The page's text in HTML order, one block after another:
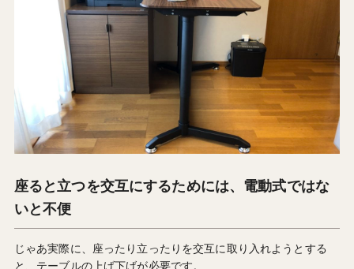
座ると立つを交互にするためには、電動式ではな
いと不便
じゃあ実際に、座ったり立ったりを交互に取り入れようとする
と、テーブルの上げ下げが必要です。